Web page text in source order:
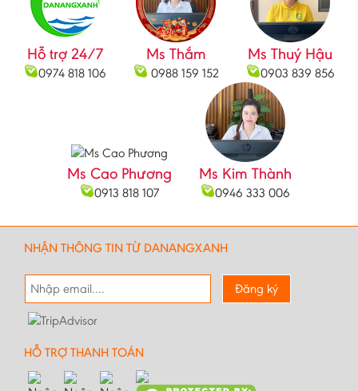
Bắc Cạn
Bắc Giang
Bắc Ninh
Cao Bằng
Đồng Nai
Đắc Lắc
Điện Biên
Gia Lai
Hà Giang
Hỗ trợ 24/7
0974 818 106
Ms Thắm
0988 159 152
Ms Thuý Hậu
0903 839 856
Ms Cao Phương
0913 818 107
Ms Kim Thành
0946 333 006
NHẬN THÔNG TIN TỪ DANANGXANH
Đăng ký
HỖ TRỢ THANH TOÁN